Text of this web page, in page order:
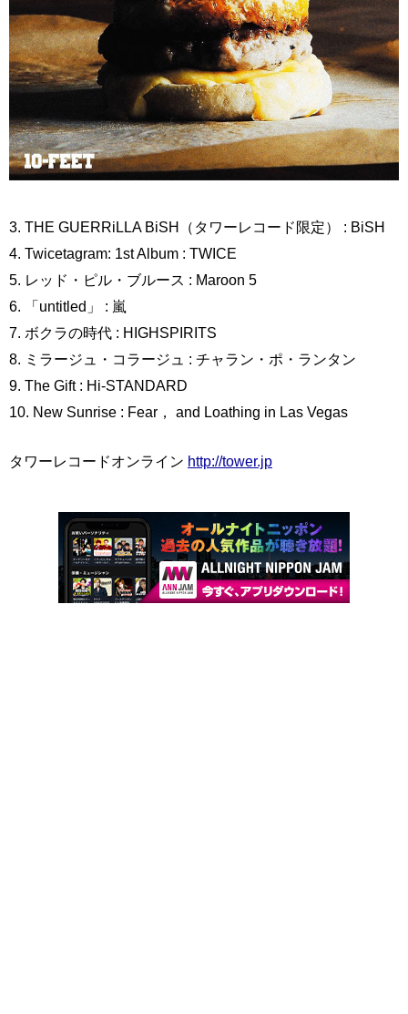
3. THE GUERRiLLA BiSH（タワーレコード限定） : BiSH
4. Twicetagram: 1st Album : TWICE
5. レッド・ピル・ブルース : Maroon 5
6. 「untitled」 : 嵐
7. ボクラの時代 : HIGHSPIRITS
8. ミラージュ・コラージュ : チャラン・ポ・ランタン
9. The Gift : Hi-STANDARD
10. New Sunrise : Fear， and Loathing in Las Vegas
タワーレコードオンライン http://tower.jp